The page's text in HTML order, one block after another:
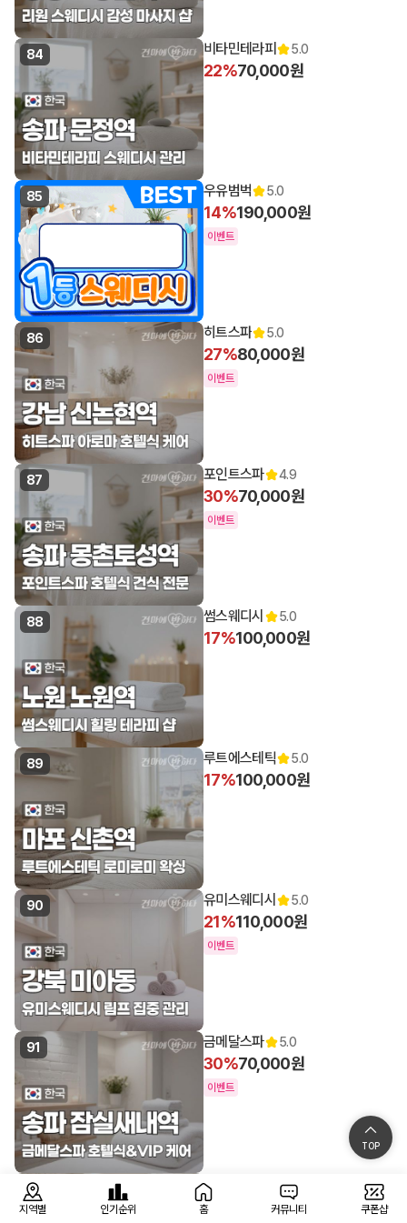
84 비타민테라피 5.0
22%70,000원
85 우유범벅 5.0
14%190,000원
이벤트
86 히트스파 5.0
27%80,000원
이벤트
87 포인트스파 4.9
30%70,000원
이벤트
88 썸스웨디시 5.0
17%100,000원
89 루트에스테틱 5.0
17%100,000원
90 유미스웨디시 5.0
21%110,000원
이벤트
91 금메달스파 5.0
30%70,000원
이벤트
92 에스테라피&에스스웨디시 4.9
43% 40,000원
지역별 인기순위 홈 커뮤니티 쿠폰샵
TOP